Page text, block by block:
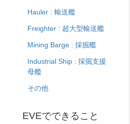
Hauler : 輸送艦
Freighter : 超大型輸送艦
Mining Barge : 採掘艦
Industrial Ship : 採掘支援
母艦
その他
EVEでできること